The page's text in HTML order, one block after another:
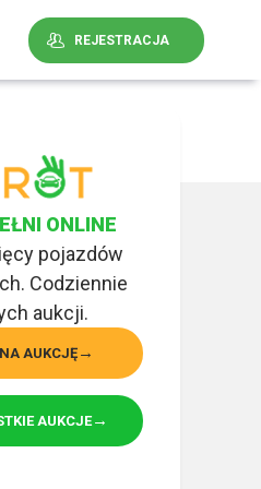
REJESTRACJA
ONLINE
pojazdów
Codziennie
aukcji.
AUKCJĘ
AUKCJE